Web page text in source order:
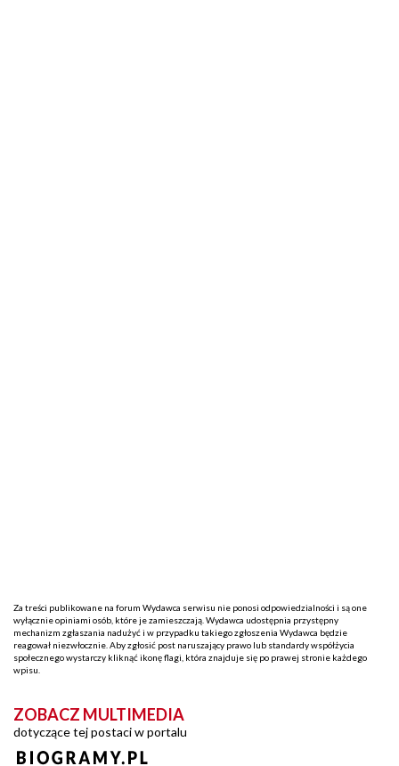
Za treści publikowane na forum Wydawca serwisu nie ponosi odpowiedzialności i są one
wyłącznie opiniami osób, które je zamieszczają. Wydawca udostępnia przystępny
mechanizm zgłaszania nadużyć i w przypadku takiego zgłoszenia Wydawca będzie
reagował niezwłocznie. Aby zgłosić post naruszający prawo lub standardy współżycia
społecznego wystarczy kliknąć ikonę flagi, która znajduje się po prawej stronie każdego
wpisu.
ZOBACZ MULTIMEDIA
dotyczące tej postaci w portalu